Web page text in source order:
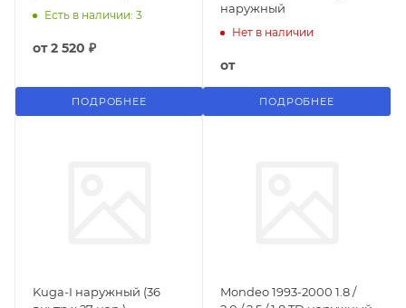
Есть в наличии: 3
от2 520 ₽
ПОДРОБНЕЕ
наружный
Нет в наличии
от
ПОДРОБНЕЕ
Kuga-I наружный (36
Mondeo 1993-2000 1.8 /